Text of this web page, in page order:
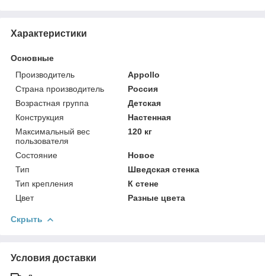
Характеристики
Основные
Производитель
Appollo
Страна производитель
Россия
Возрастная группа
Детская
Конструкция
Настенная
Максимальный вес
пользователя
120 кг
Состояние
Новое
Тип
Шведская стенка
Тип крепления
К стене
Цвет
Разные цвета
Скрыть
Условия доставки